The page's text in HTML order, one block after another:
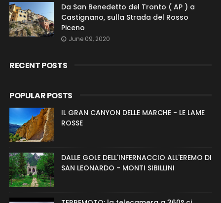
Da San Benedetto del Tronto ( AP ) a
Castignano, sulla Strada del Rosso
Piceno
June 09, 2020
RECENT POSTS
POPULAR POSTS
IL GRAN CANYON DELLE MARCHE - LE LAME
ROSSE
DALLE GOLE DELL'INFERNACCIO ALL'EREMO DI
SAN LEONARDO - MONTI SIBILLINI